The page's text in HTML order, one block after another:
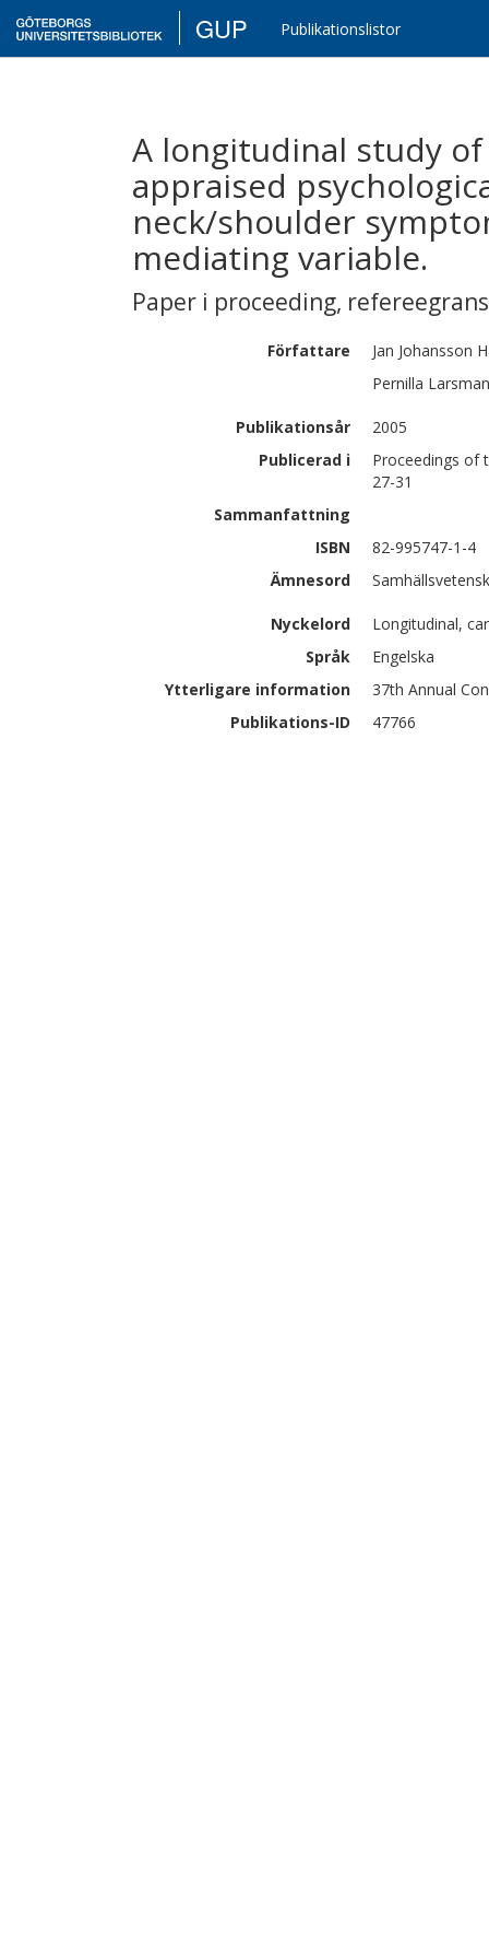
GUP Publikationslistor
A longitudinal study
appraised
neck/shoulder
mediating variable.
Paper i proceeding,
Författare Jan Johansson
Pernilla Larsman
Publikationsår
2005
Publicerad i
Proceedings of
27-31
Sammanfattning
ISBN
82-995747-1-4
Ämnesord
Nyckelord
Longitudinal,
Språk
Engelska
Ytterligare information
37th Annual
Publikations-ID
47766